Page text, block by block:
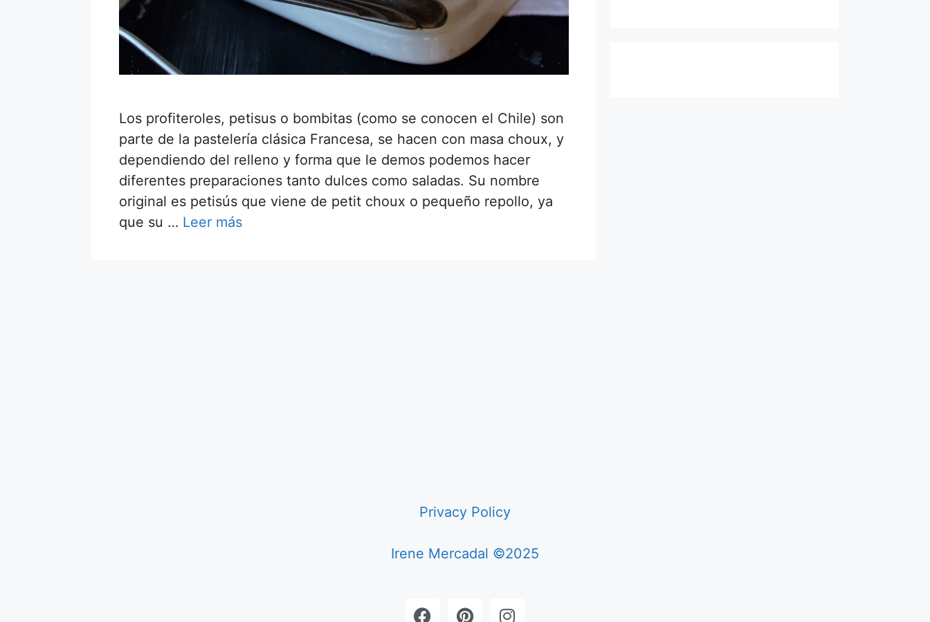
Los profiteroles, petisus o bombitas (como se conocen el Chile) son
parte de la pastelería clásica Francesa, se hacen con masa choux, y
dependiendo del relleno y forma que le demos podemos hacer
diferentes preparaciones tanto dulces como saladas. Su nombre
original es petisús que viene de petit choux o pequeño repollo, ya
que su … Leer más
Privacy Policy
Irene Mercadal ©2025